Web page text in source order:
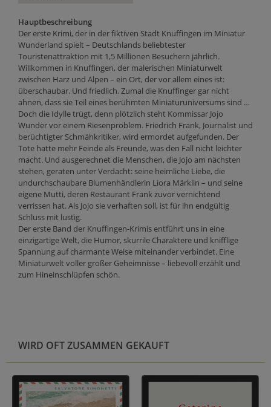
Hauptbeschreibung
Der erste Krimi, der in der fiktiven Stadt Knuffingen im Miniatur
Wunderland spielt – Deutschlands beliebtester
Touristenattraktion mit 1,5 Millionen Besuchern jährlich.
Willkommen in Knuffingen, der malerischen Miniaturwelt
zwischen Harz und Alpen – ein Ort, der vor allem eines ist:
überschaubar. Und friedlich. Zumal die Knuffinger gar nicht
ahnen, dass sie Teil eines berühmten Miniaturuniversums sind …
Doch die Idylle trügt, denn plötzlich steht Kommissar Jojo
Wunder vor einem Riesenproblem. Friedrich Frank, Journalist und
berüchtigter Schmähkritiker, wird ermordet aufgefunden. Der
Tote hatte mehr Feinde als Freunde, was den Fall nicht leichter
macht. Und ausgerechnet die Menschen, die Jojo am nächsten
stehen, geraten unter Verdacht: seine heimliche Liebe, die
undurchschaubare Blumenhändlerin Liora Märklin – und seine
eigene Mutti, deren Restaurant Frank zuvor vernichtend
verrissen hat. Als Jojo sie verhaften soll, ist für ihn endgültig
Schluss mit lustig.
Der erste Band der Knuffingen-Krimis entführt uns in eine
einzigartige Welt, die Humor, skurrile Charaktere und knifflige
Spannung auf charmante Weise miteinander verbindet. Eine
Miniaturwelt voller großer Geheimnisse – liebevoll erzählt und
zum Hineinschlüpfen schön.
WIRD OFT ZUSAMMEN GEKAUFT